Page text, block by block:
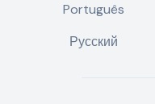
Português
Русский